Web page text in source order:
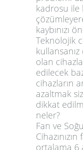
kadrosu ile
kaybınızı
Teknolojik
olan
edilecek
cihazların
azaltmak
dikkat
neler?
Fan ve
ortalama 6